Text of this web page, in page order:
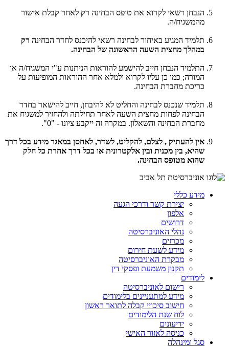
הנבחן רשאי לקרוא את טופס הבחינה רק לאחר קבלת אישור
מהמשגיח/ה.
תלמיד המגיע באיחור לבחינה רשאי להיכנס לחדר הבחינה רק
במהלך מחצית השעה הראשונה של הבחינה.
התלמיד הנבחן חייב להישמע להוראות הניתנות ע"י המשגיח/ה או
המורה; כמו כן עליו לקרוא ולמלא אחר ההוראות המופיעות על
כריכת מחברת הבחינה.
תלמיד שנכנס לבחינה והחליט לא להיבחן, חייב להישאר בחדר
הבחינה לפחות מחצית השעה לאחר תחילתה ולהחזיר למשגיח את
מחברת הבחינה והשאלון. במקרה זה ייקבע ציונו - "0".
אין להעתיק , לצלם, להקליט, לשדר, לאחסן במאגר מידע בכל דרך
שהיא, בין מכנית ובין אלקטרונית או בכל דרך אחרת כל חלק
שהוא מטופס הבחינה.
מידע כללי
יצירת קשר ודרכי הגעה
אלפון
דרושים
נהלי האוניברסיטה
מכרזים
מידע לשעת חירום
מבקרת האוניברסיטה
תקנון משמעת ופסקי דין
לימודים
רישום לאוניברסיטה
מידע למתעניינים בלימודים
חישוב סיכויי קבלה לתואר ראשון
לוח שנת הלימודים
ידיעונים
כניסה לאזור האישי
סגל ומינהלה